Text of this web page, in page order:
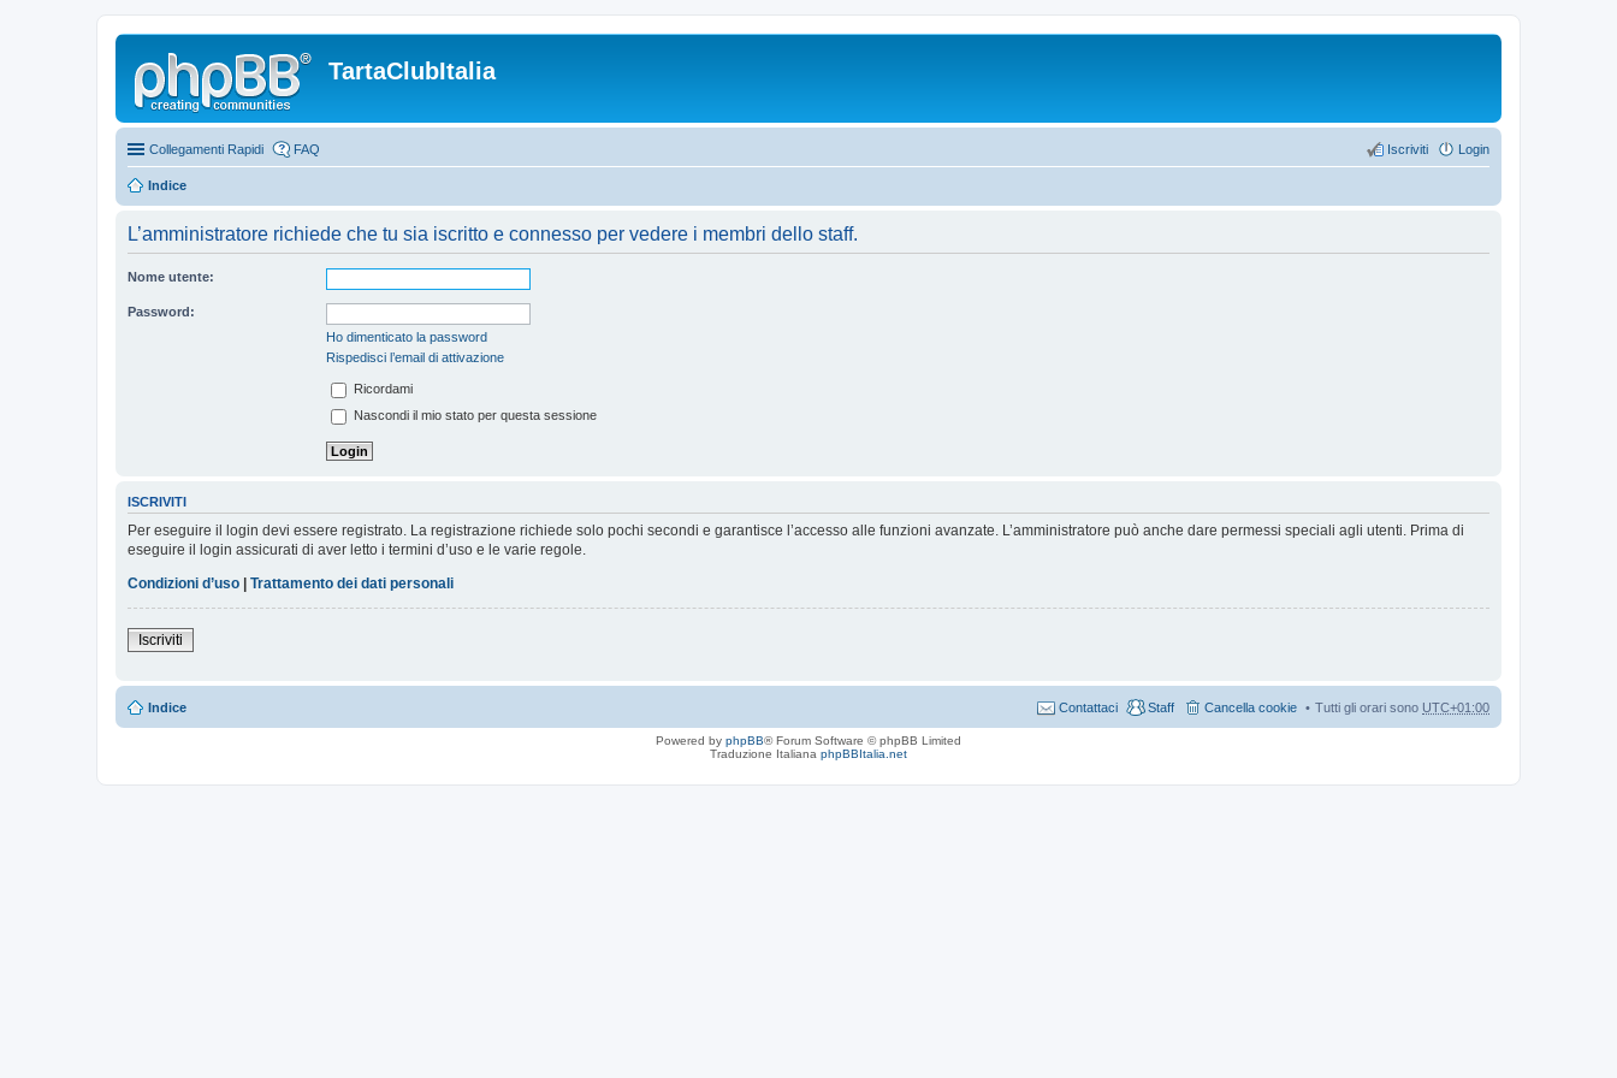
TartaClubItalia
Collegamenti Rapidi FAQ Login
Iscriviti
Indice
L’amministratore richiede che tu sia iscritto e connesso per vedere i membri dello staff.
Nome utente:
Password:
Ho dimenticato la password
Rispedisci l’email di attivazione
Ricordami
Nascondi il mio stato per questa sessione
ISCRIVITI
Per eseguire il login devi essere registrato. La registrazione richiede solo pochi secondi e garantisce l’accesso alle funzioni avanzate. L’amministratore può anche dare permessi speciali agli utenti. Prima di
eseguire il login assicurati di aver letto i termini d’uso e le varie regole.
Condizioni d’uso | Trattamento dei dati personali
Iscriviti
Indice Tutti gli orari sono UTC+01:00
Cancella cookie
Staff
Contattaci
Powered by phpBB® Forum Software © phpBB Limited
Traduzione Italiana phpBBItalia.net